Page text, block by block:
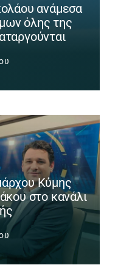
ανάμεσα
όλης της
Κύμης
στο κανάλι